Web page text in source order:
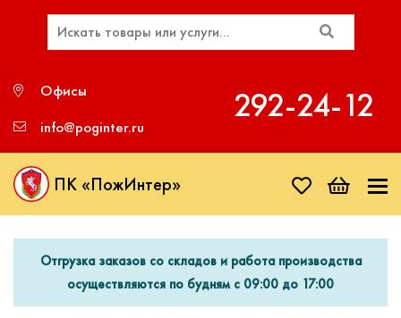
Офисы
info@poginter.ru
292‑24‑12
ПК «ПожИнтер»
Отгрузка заказов со складов и работа производства
осуществляются по будням с 09:00 до 17:00